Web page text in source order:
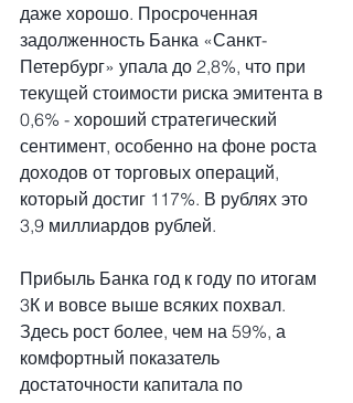
даже хорошо. Просроченная
задолженность Банка «Санкт-
Петербург» упала до 2,8%, что при
текущей стоимости риска эмитента в
0,6% - хороший стратегический
сентимент, особенно на фоне роста
доходов от торговых операций,
который достиг 117%. В рублях это
3,9 миллиардов рублей.
Прибыль Банка год к году по итогам
3К и вовсе выше всяких похвал.
Здесь рост более, чем на 59%, а
комфортный показатель
достаточности капитала по